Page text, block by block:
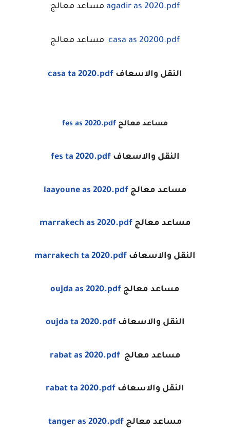
agadir as 2020.pdf مساعد معالج
casa as 20200.pdf مساعد معالج
casa ta 2020.pdf النقل والاسعاف
fes as 2020.pdf مساعد معالج
fes ta 2020.pdf النقل والاسعاف
laayoune as 2020.pdf مساعد معالج
marrakech as 2020.pdf مساعد معالج
marrakech ta 2020.pdf النقل والاسعاف
oujda as 2020.pdf مساعد معالج
oujda ta 2020.pdf النقل والاسعاف
rabat as 2020.pdf مساعد معالج
rabat ta 2020.pdf النقل والاسعاف
tanger as 2020.pdf مساعد معالج